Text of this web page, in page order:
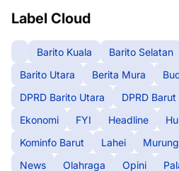
Label Cloud
Barito Kuala Barito Selatan
Barito Utara
Berita Mura
DPRD Barito Utara
DPRD Barut
Ekonomi
FYI Headline
Kominfo Barut
Lahei
News
Olahraga Opini